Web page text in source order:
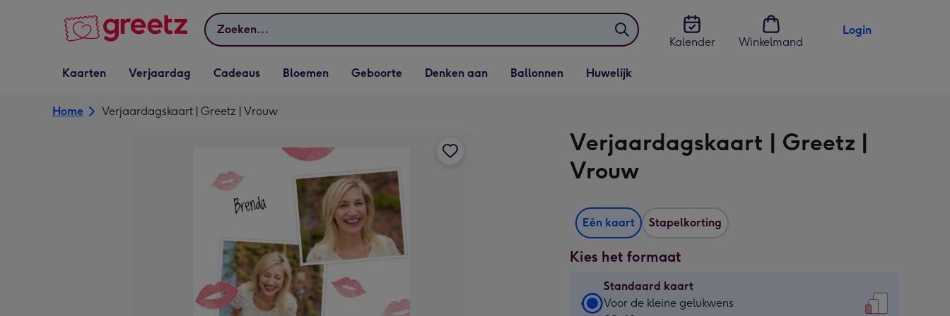
Zoeken
Kalender
Winkelmand
Login
Vervolgkeuzelijst
Kaarten openen
Kaarten
Vervolgkeuzelijst
Verjaardag openen
Verjaardag
Vervolgkeuzelijst
Cadeaus openen
Cadeaus
Vervolgkeuzelijst
Bloemen openen
Bloemen
Vervolgkeuzelijst
Geboorte openen
Geboorte
Vervolgkeuzelijst
Denken aan openen
Denken aan
Vervolgkeuzelijst
Ballonnen openen
Ballonnen
Vervolgkeuzelijst
Huwelijk openen
Huwelijk
Home Verjaardagskaart | Greetz | Vrouw
Verjaardagskaart | Greetz |
Vrouw
Eén kaart Stapelkorting
Kies het formaat
Standaard kaart
Standaard
Voor de kleine gelukwens